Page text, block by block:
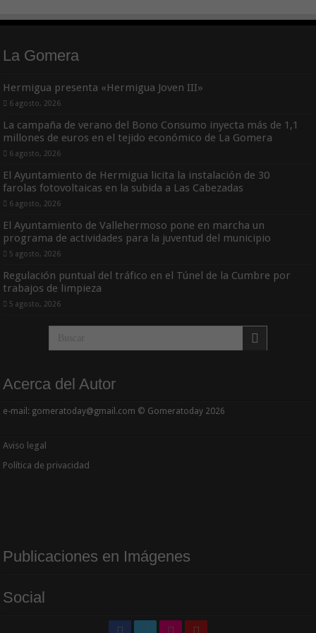
La Gomera
Hermigua presenta «Hermigua Joven III»
6 agosto, 2026
La campaña de verano del Bono Consumo inyecta más de 1,1
millones de euros en el tejido económico de La Gomera
6 agosto, 2026
El Ayuntamiento de Hermigua licita la instalación de 30
farolas fotovoltaicas en la subida a Las Cabezadas
6 agosto, 2026
El Ayuntamiento de Vallehermoso pone en marcha un
programa de actividades para la juventud del municipio
5 agosto, 2026
Regulación puntual del tráfico en el Túnel de la Cumbre por
trabajos de limpieza
5 agosto, 2026
Acerca del Autor
e-mail: gomeratoday@gmail.com © Gomeratoday 2026
Aviso legal
Política de privacidad
Publicaciones en Imágenes
Social